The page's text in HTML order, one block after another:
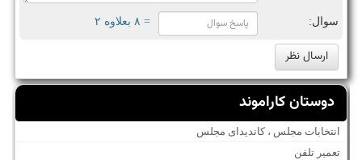
سوال: = ۸ بعلاوه ۲
دوستان کاراموند
انتخابات مجلس ، کاندیدای مجلس
تعمیر تلفن